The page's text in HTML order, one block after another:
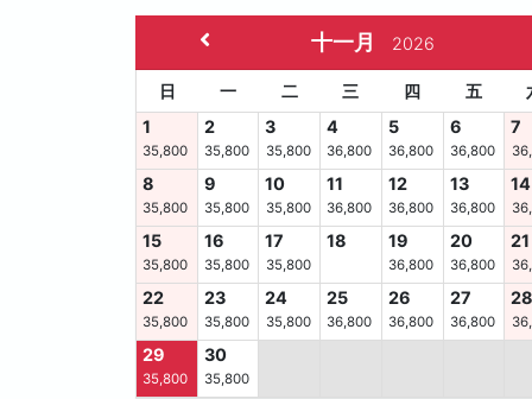
十一月 2026
日 一 二 三 四 五
1
35,800
2
35,800
3
35,800
4
36,800
5
36,800
6
36,800
7
8
35,800
9
35,800
10
35,800
11
36,800
12
36,800
13
36,800
14
15
35,800
16
35,800
17
35,800
18 19
36,800
20
36,800
21
22
35,800
23
35,800
24
35,800
25
36,800
26
36,800
27
36,800
29
35,800
30
35,800